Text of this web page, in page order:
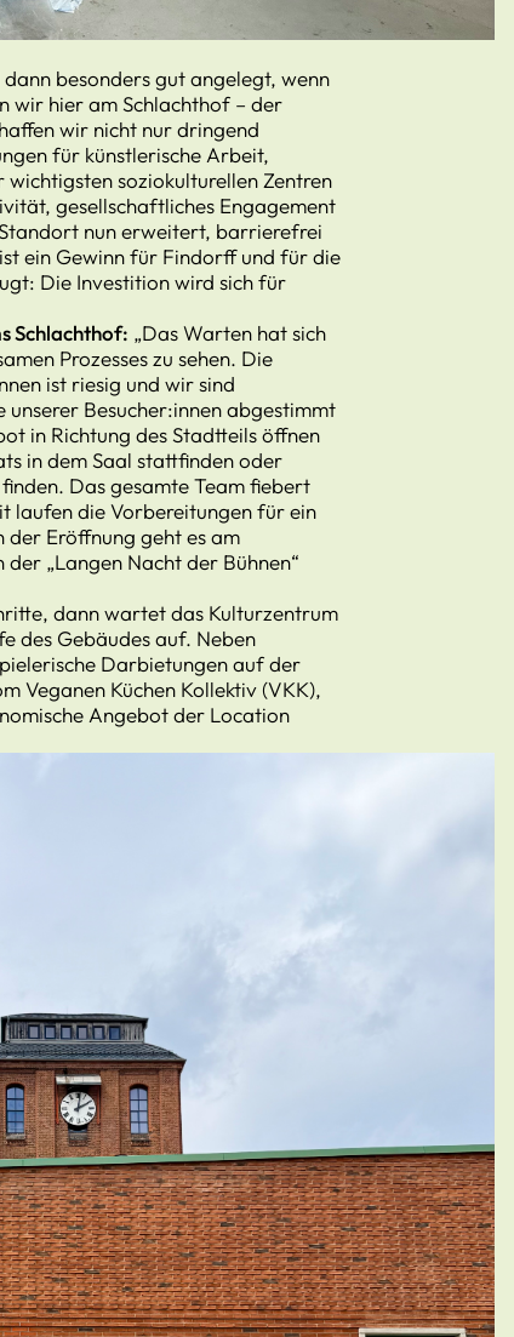
besonders gut angelegt, wenn
wir hier am Schlachthof – der
wir nicht nur dringend
für künstlerische Arbeit,
soziokulturellen Zentren
gesellschaftliches Engagement
nun erweitert, barrierefrei
ein Gewinn für Findorff und für die
Die Investition wird sich für
Schlachthof: „Das Warten hat sich
Prozesses zu sehen. Die
ist riesig und wir sind
Besucher:innen abgestimmt
in Richtung des Stadtteils öffnen
in dem Saal stattfinden oder
Das gesamte Team fiebert
laufen die Vorbereitungen für ein
der Eröffnung geht es am
„Langen Nacht der Bühnen“
dann wartet das Kulturzentrum
des Gebäudes auf. Neben
Darbietungen auf der
Veganen Küchen Kollektiv (VKK),
Angebot der Location